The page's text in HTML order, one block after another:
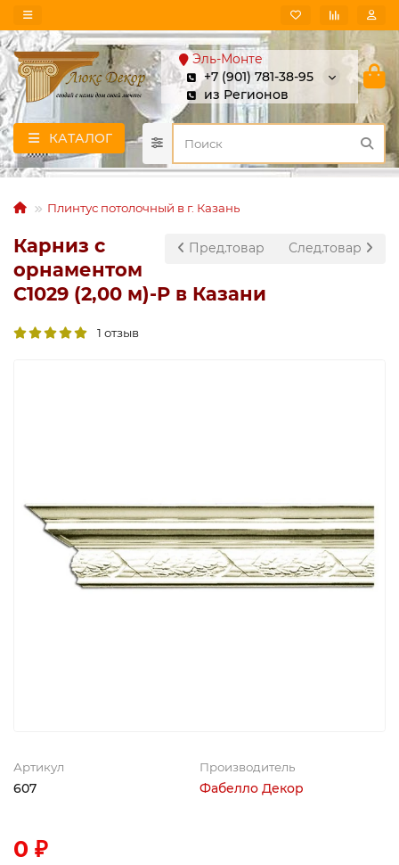
Эль-Монте
+7 (901) 781-38-95
из Регионов
КАТАЛОГ
Плинтус потолочный в г. Казань
Пред.товар След.товар
Карниз с
орнаментом
C1029 (2,00 м)-P в Казани
1 отзыв
Артикул
607
Производитель
Фабелло Декор
0 ₽